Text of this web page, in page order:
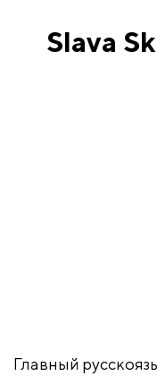
Slava
Главный